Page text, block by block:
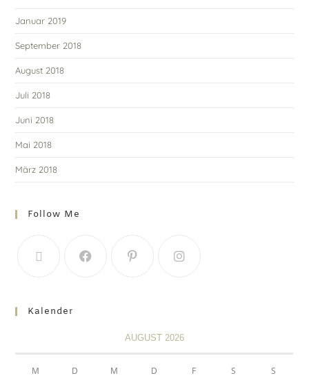
Januar 2019
September 2018
August 2018
Juli 2018
Juni 2018
Mai 2018
März 2018
Follow Me
Kalender
AUGUST 2026
M D M D F S S